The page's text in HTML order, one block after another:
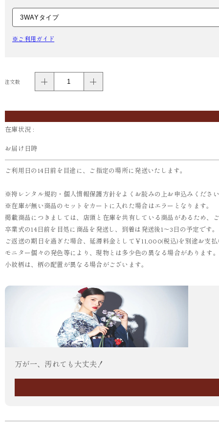
※ご利用ガイド
注文数
在庫状況 :
お届け日時
ご利用日の14日前を目途に、ご指定の場所に発送いたします。
※袴レンタル規約・個人情報保護方針をよくお読みの上お申込みくださ
※在庫が無い商品のセットをカートに入れた場合はエラーとなります。
掲載商品につきましては、店頭と在庫を共有している商品があるため
卒業式の14日前を目処に商品を発送し、到着は発送後1～3日の予定で
ご返送の期日を過ぎた場合、延滞料金として￥11,000(税込)を別途お支
モニター個々の発色等により、現物とは多少色の異なる場合があります。
小紋柄は、柄の配置が異なる場合がございます。
万が一、汚れても大丈夫！